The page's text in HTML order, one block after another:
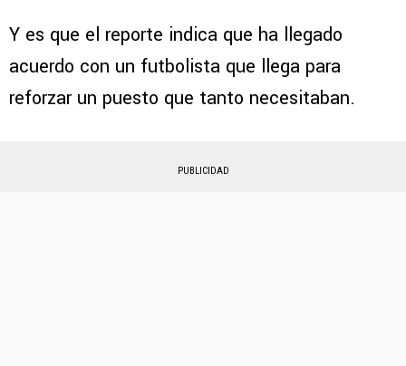
Y es que el reporte indica que ha llegado
acuerdo con un futbolista que llega para
reforzar un puesto que tanto necesitaban.
PUBLICIDAD